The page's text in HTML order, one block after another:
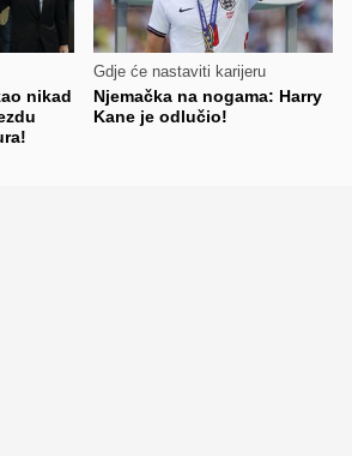
nikad
Gdje će nastaviti karijeru
Njemačka na nogama: Harry
Kane je odlučio!